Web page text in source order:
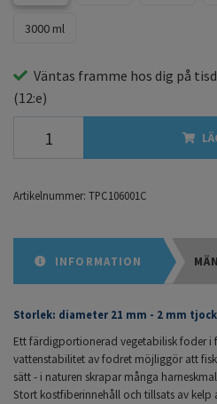
3000 ml
Väntas framme hos dig på
(12:e)
Artikelnummer: TPC106001C
INFORMATION
Storlek: diameter 21 mm - 2 mm
Ett färdigportionerad vegetabilisk foder i
vattenstabilitet av fodret möjliggör att
sätt - i naturen skrapar många
Stort kostfiberinnehåll och tillsats av kelp